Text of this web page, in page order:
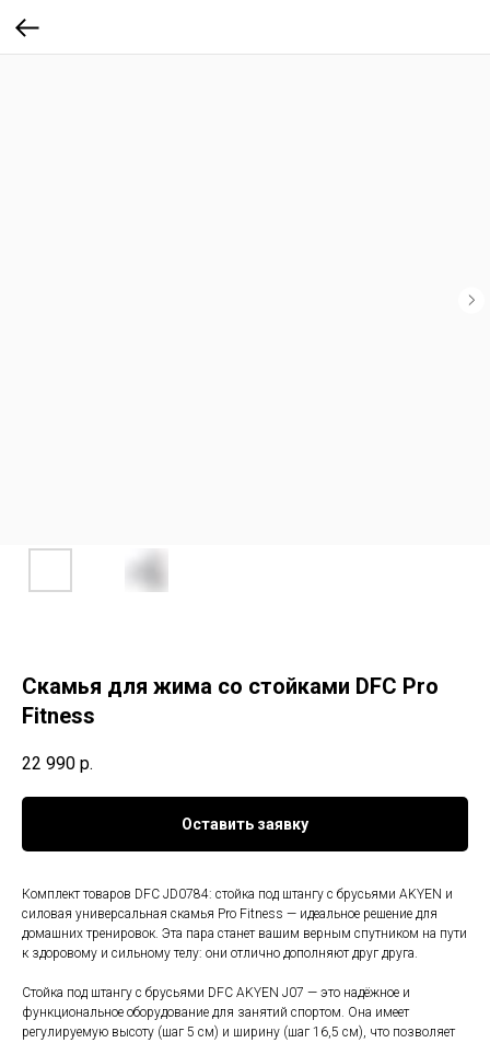
Скамья для жима со стойками DFC Pro
Fitness
22 990 р.
Оставить заявку
Комплект товаров DFC JD0784: стойка под штангу с брусьями AKYEN и
силовая универсальная скамья Pro Fitness — идеальное решение для
домашних тренировок. Эта пара станет вашим верным спутником на пути
к здоровому и сильному телу: они отлично дополняют друг друга.
Стойка под штангу с брусьями DFC AKYEN J07 — это надёжное и
функциональное оборудование для занятий спортом. Она имеет
регулируемую высоту (шаг 5 см) и ширину (шаг 16,5 см), что позволяет